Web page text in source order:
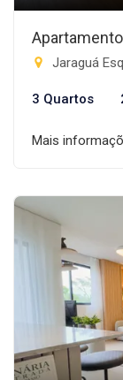
Jaraguá
3 Quartos
Mais